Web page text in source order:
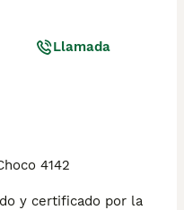
Llamada
4142
y certificado por la